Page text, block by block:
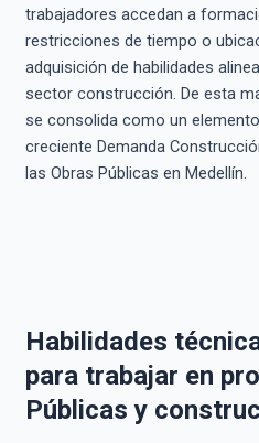
trabajadores accedan a
restricciones de tiempo o
adquisición de habilidades
sector construcción. De esta
se consolida como un
creciente Demanda
las Obras Públicas en Medellín.
Habilidades
para trabajar en
Públicas y